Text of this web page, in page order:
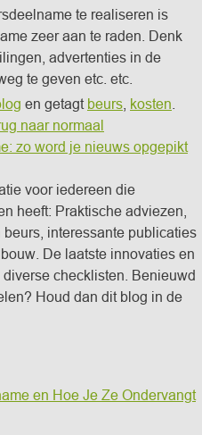
te realiseren is
zeer aan te raden. Denk
advertenties in de
te geven etc. etc.
en getagt beurs kosten
naar normaal
zo word je nieuws opgepikt
voor iedereen die
heeft: Praktische adviezen,
interessante publicaties
De laatste innovaties en
checklisten. Benieuwd
Houd dan dit blog in de
en Hoe Je Ze Ondervangt